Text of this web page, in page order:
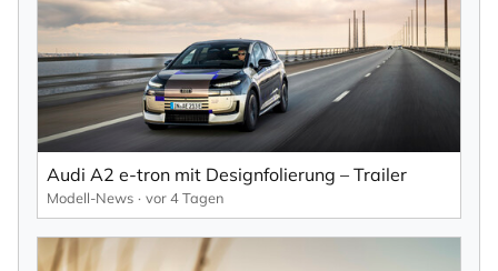
Audi A2 e-tron mit Designfolierung – Trailer
Modell-News vor 4 Tagen